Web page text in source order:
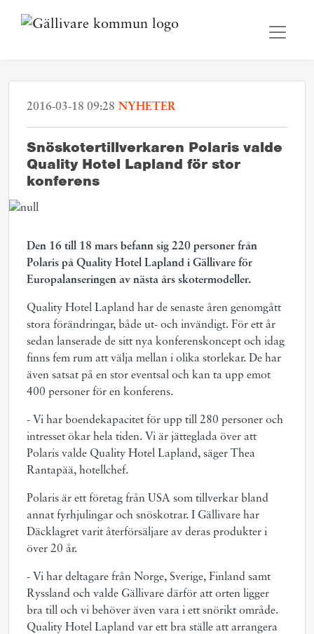
2016-03-18 09:28 NYHETER
Snöskotertillverkaren Polaris valde
Quality Hotel Lapland för stor
konferens
Den 16 till 18 mars befann sig 220 personer från
Polaris på Quality Hotel Lapland i Gällivare för
Europalanseringen av nästa års skotermodeller.
Quality Hotel Lapland har de senaste åren genomgått
stora förändringar, både ut- och invändigt. För ett år
sedan lanserade de sitt nya konferenskoncept och idag
finns fem rum att välja mellan i olika storlekar. De har
även satsat på en stor eventsal och kan ta upp emot
400 personer för en konferens.
- Vi har boendekapacitet för upp till 280 personer och
intresset ökar hela tiden. Vi är jätteglada över att
Polaris valde Quality Hotel Lapland, säger Thea
Rantapää, hotellchef.
Polaris är ett företag från USA som tillverkar bland
annat fyrhjulingar och snöskotrar. I Gällivare har
Däcklagret varit återförsäljare av deras produkter i
över 20 år.
- Vi har deltagare från Norge, Sverige, Finland samt
Ryssland och valde Gällivare därför att orten ligger
bra till och vi behöver även vara i ett snörikt område.
Quality Hotel Lapland var ett bra ställe att arrangera